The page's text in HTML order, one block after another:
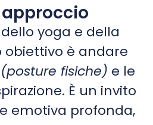
yoga e della
obiettivo è andare
(posture fisiche) e le
È un invito
emotiva profonda,